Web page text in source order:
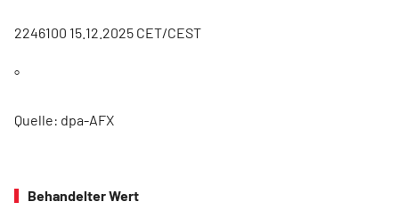
2246100 15.12.2025 CET/CEST
°
Quelle: dpa-AFX
Behandelter Wert